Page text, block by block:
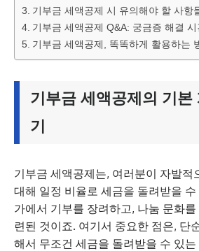
기부금 세액공제 시 유의해야 할 사항
기부금 세액공제 Q&A: 궁금증 해결 시
기부금 세액공제, 똑똑하게 활용하는
기부금 세액공제의 기본
기
기부금 세액공제는, 여러분이 자발적
대해 일정 비율로 세금을 돌려받을
가에서 기부를 장려하고, 나눔 문화
련된 것이죠. 여기서 중요한 점은, 단
해서 무조건 세금을 돌려받을 수 있